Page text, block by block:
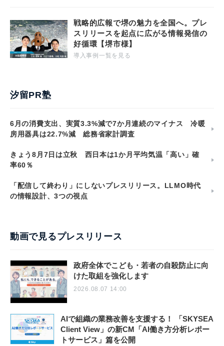
戦略的広報で堺の魅力を全国へ。プレ
スリリースを起点に広がる情報発信の
好循環【堺市様】
導入事例一覧を見る
汐留PR塾
6月の消費支出、実質3.3%減で7か月連続のマイナス 冷暖
房用器具は22.7%減 総務省家計調査
きょう8月7日は立秋 西日本は1か月平均気温「高い」確
率60％
「配信して終わり」にしないプレスリリース。LLMO時代
の情報設計、3つの視点
動画で見るプレスリリース
政府全体でこども・若者の自殺防止に向
けた取組を強化します
2026.08.07 14:00
AIで組織の業務改善を支援する！ 「SKYSEA
Client View」の新CM「AI働き方分析レポー
トサービス」篇を公開